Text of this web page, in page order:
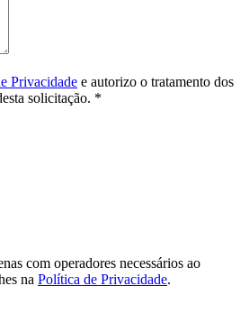
Privacidade e autorizo o tratamento dos
solicitação. *
com operadores necessários ao
na Política de Privacidade.